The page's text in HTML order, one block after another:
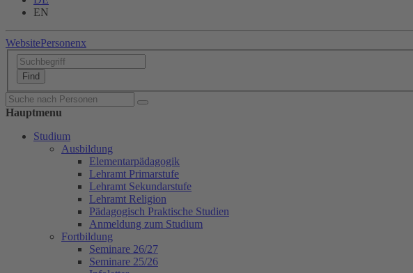
EN
WebsitePersonenx
Hauptmenu
Studium
Ausbildung
Elementarpädagogik
Lehramt Primarstufe
Lehramt Sekundarstufe
Lehramt Religion
Pädagogisch Praktische Studien
Anmeldung zum Studium
Fortbildung
Seminare 26/27
Seminare 25/26